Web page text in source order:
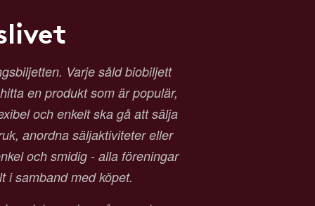
Varje såld biobiljett
en produkt som är populär,
och enkelt ska gå att sälja
anordna säljaktiviteter eller
och smidig - alla föreningar
i samband med köpet.